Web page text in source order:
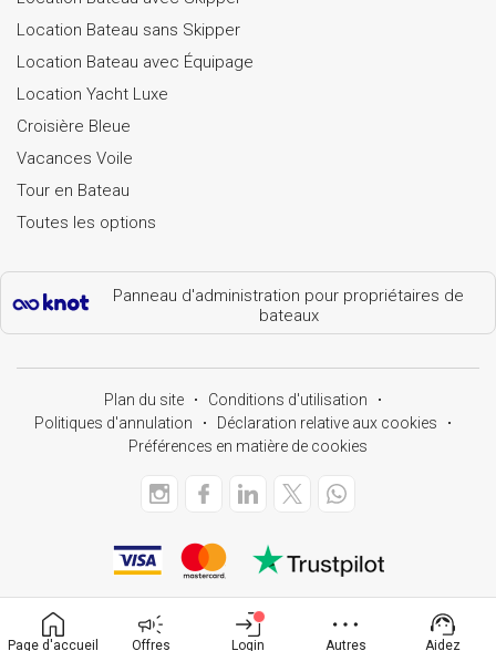
Location Bateau sans Skipper
Location Bateau avec Équipage
Location Yacht Luxe
Croisière Bleue
Vacances Voile
Tour en Bateau
Toutes les options
Panneau d'administration pour propriétaires de
bateaux
Plan du site
Conditions d'utilisation
Politiques d'annulation
Déclaration relative aux cookies
Préférences en matière de cookies
Page d'accueil Offres Login Autres Aidez